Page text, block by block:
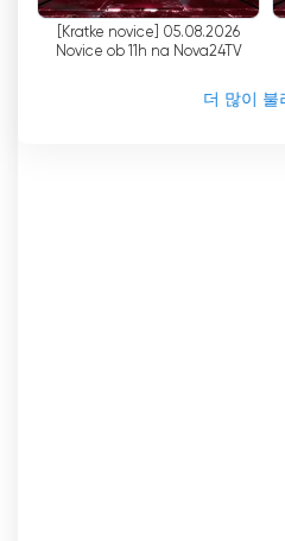
있습니다. Nova24TV는 극
어 왔지만, 명백한 우파적
TV 시청 옵션은 시청자가
[Kratke novice] 05.08.2026
Novice ob 11h na Nova24TV
더 많이 불